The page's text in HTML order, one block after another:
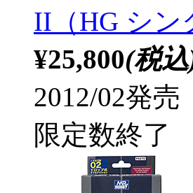
II（HG シン
¥25,800(税
2012/02発売
限定数終了